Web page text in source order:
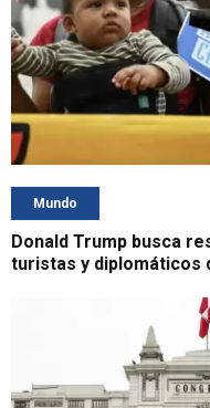
Mundo
Donald Trump busca
turistas y diplomáticos